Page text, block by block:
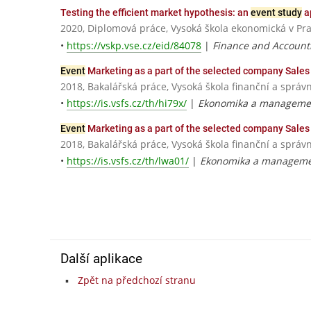
Testing the efficient market hypothesis: an event study
2020, Diplomová práce, Vysoká škola ekonomická v
• https://vskp.vse.cz/eid/84078 | Finance and
Event Marketing as a part of the selected company
2018, Bakalářská práce, Vysoká škola finanční a
• https://is.vsfs.cz/th/hi79x/ | Ekonomika a
Event Marketing as a part of the selected company
2018, Bakalářská práce, Vysoká škola finanční a
• https://is.vsfs.cz/th/lwa01/ | Ekonomika a
Další aplikace
Zpět na předchozí stranu